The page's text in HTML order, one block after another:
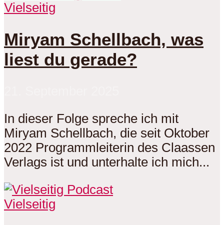
Vielseitig
Miryam Schellbach, was
liest du gerade?
In dieser Folge spreche ich mit
Miryam Schellbach, die seit Oktober
2022 Programmleiterin des Claassen
Verlags ist und unterhalte ich mich...
Vielseitig